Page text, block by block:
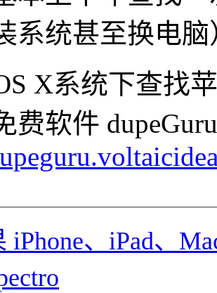
系统甚至换电脑
X系统下查找
费软件
iPhone、iPad、